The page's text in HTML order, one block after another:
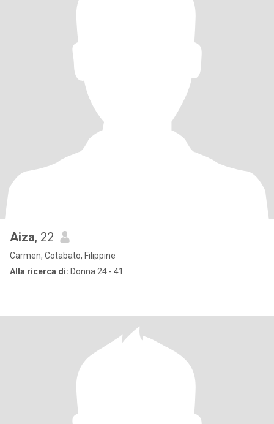
Aiza, 22
Carmen, Cotabato, Filippine
Alla ricerca di: Donna 24 - 41